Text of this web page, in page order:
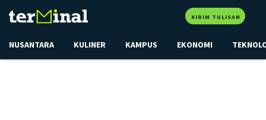
KIRIM TULISAN
NUSANTARA KULINER KAMPUS EKONOMI